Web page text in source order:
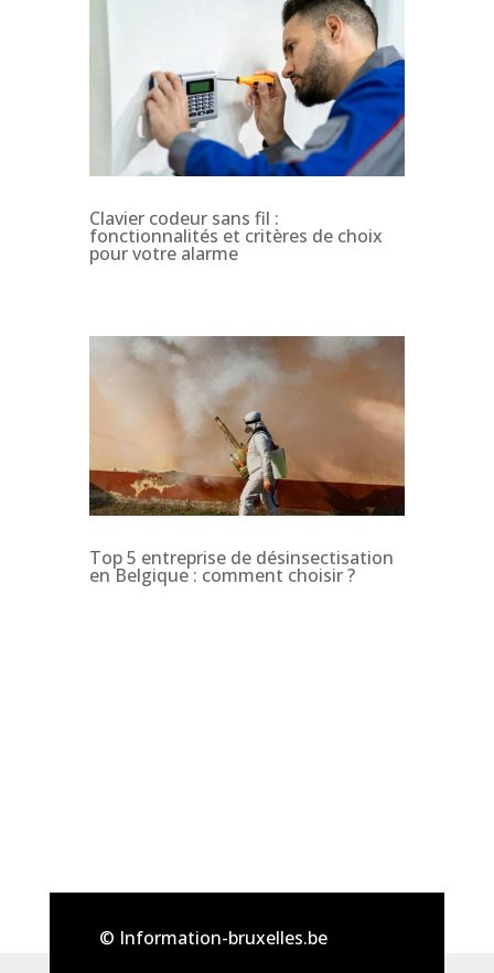
Clavier codeur sans fil :
fonctionnalités et critères de choix
pour votre alarme
Top 5 entreprise de désinsectisation
en Belgique : comment choisir ?
© Information-bruxelles.be